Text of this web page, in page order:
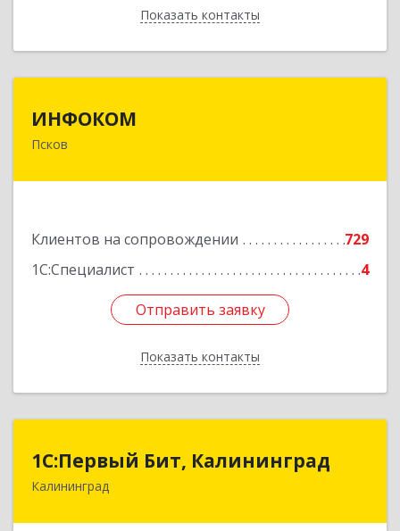
Показать контакты
Назад
ИНФОКОМ
Псков
Клиентов на сопровождении
729
1С:Специалист
4
Отправить заявку
Показать контакты
180000, Псковская обл, Псков г, Советская ул,
Отправить заявку
Назад
1С:Первый Бит, Калининград
Калининград
1С:Первый Бит, Калининград
236006, Калининградская обл, Калининград г,